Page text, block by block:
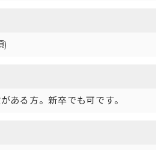
)
ある方。新卒でも可です。